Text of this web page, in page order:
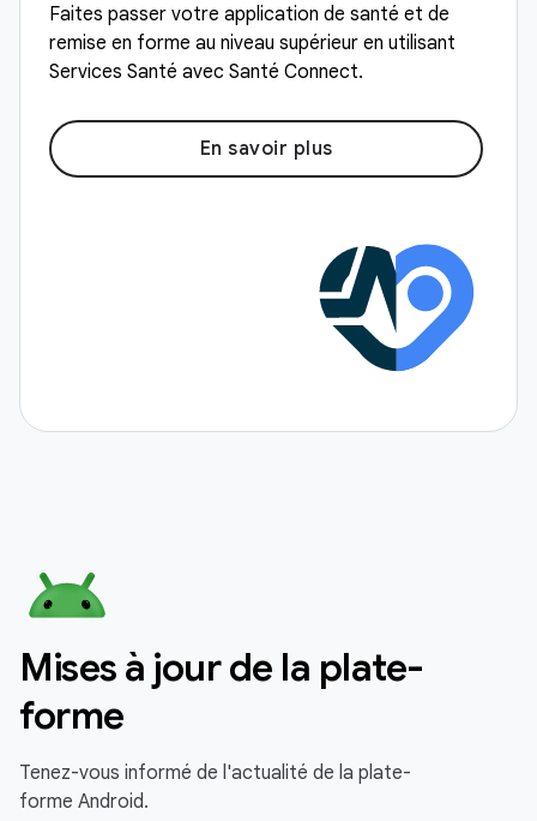
Faites passer votre application de santé et de
remise en forme au niveau supérieur en utilisant
Services Santé avec Santé Connect.
En savoir plus
Mises à jour de la plate-
forme
Tenez-vous informé de l'actualité de la plate-
forme Android.